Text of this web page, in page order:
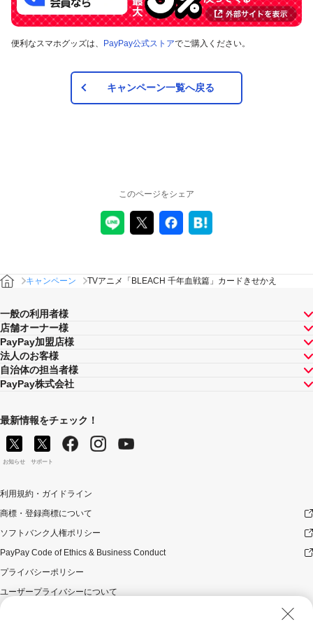
便利なスマホグッズは、 PayPay公式ストアでご購入ください。
キャンペーン一覧へ戻る
このページをシェア
キャンペーン TVアニメ「BLEACH 千年血戦篇」カードきせかえ
一般の利用者様
店舗オーナー様
PayPay加盟店様
法人のお客様
自治体の担当者様
PayPay株式会社
最新情報をチェック！
お知らせ サポート
利用規約・ガイドライン
商標・登録商標について
ソフトバンク人権ポリシー
PayPay Code of Ethics & Business Conduct
プライバシーポリシー
ユーザープライバシーについて